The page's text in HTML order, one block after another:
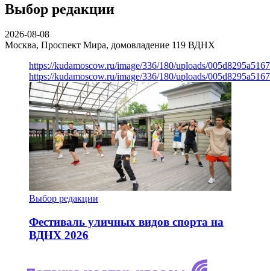
Выбор редакции
2026-08-08
Москва, Проспект Мира, домовладение 119 ВДНХ
https://kudamoscow.ru/image/336/180/uploads/
https://kudamoscow.ru/image/336/180/uploads/
Выбор редакции
Фестиваль уличных видов спорта на
ВДНХ 2026